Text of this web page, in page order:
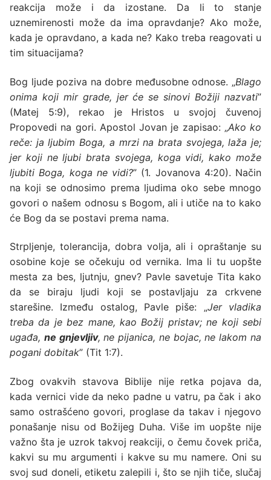
reakcija može i da izostane. Da li to stanje
uznemirenosti može da ima opravdanje? Ako može,
kada je opravdano, a kada ne? Kako treba reagovati u
tim situacijama?
Bog ljude poziva na dobre međusobne odnose. „Blago
onima koji mir grade, jer će se sinovi Božiji nazvati”
(Matej 5:9), rekao je Hristos u svojoj čuvenoj
Propovedi na gori. Apostol Jovan je zapisao: „Ako ko
reče: ja ljubim Boga, a mrzi na brata svojega, laža je;
jer koji ne ljubi brata svojega, koga vidi, kako može
ljubiti Boga, koga ne vidi?” (1. Jovanova 4:20). Način
na koji se odnosimo prema ljudima oko sebe mnogo
govori o našem odnosu s Bogom, ali i utiče na to kako
će Bog da se postavi prema nama.
Strpljenje, tolerancija, dobra volja, ali i opraštanje su
osobine koje se očekuju od vernika. Ima li tu uopšte
mesta za bes, ljutnju, gnev? Pavle savetuje Tita kako
da se biraju ljudi koji se postavljaju za crkvene
starešine. Između ostalog, Pavle piše: „Jer vladika
treba da je bez mane, kao Božij pristav; ne koji sebi
ugađa, ne gnjevljiv, ne pijanica, ne bojac, ne lakom na
pogani dobitak” (Tit 1:7).
Zbog ovakvih stavova Biblije nije retka pojava da,
kada vernici vide da neko padne u vatru, pa čak i ako
samo ostrašćeno govori, proglase da takav i njegovo
ponašanje nisu od Božijeg Duha. Više im uopšte nije
važno šta je uzrok takvoj reakciji, o čemu čovek priča,
kakvi su mu argumenti i kakve su mu namere. Oni su
svoj sud doneli, etiketu zalepili i, što se njih tiče, slučaj